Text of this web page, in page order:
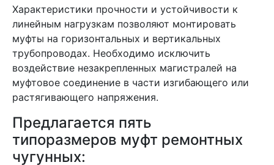
Характеристики прочности и устойчивости к
линейным нагрузкам позволяют монтировать
муфты на горизонтальных и вертикальных
трубопроводах. Необходимо исключить
воздействие незакрепленных магистралей на
муфтовое соединение в части изгибающего или
растягивающего напряжения.
Предлагается пять
типоразмеров муфт ремонтных
чугунных: